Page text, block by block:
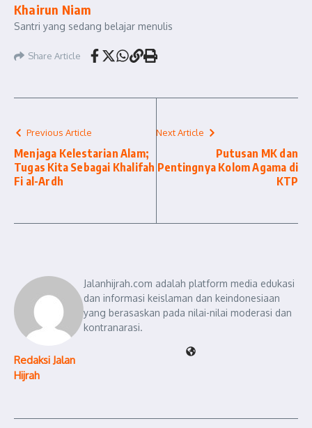
Khairun Niam
Santri yang sedang belajar menulis
Share Article
Previous Article
Menjaga Kelestarian Alam;
Tugas Kita Sebagai Khalifah
Fi al-Ardh
Next Article
Putusan MK dan
Pentingnya Kolom Agama di
KTP
Redaksi Jalan
Hijrah
Jalanhijrah.com adalah platform media edukasi
dan informasi keislaman dan keindonesiaan
yang berasaskan pada nilai-nilai moderasi dan
kontranarasi.